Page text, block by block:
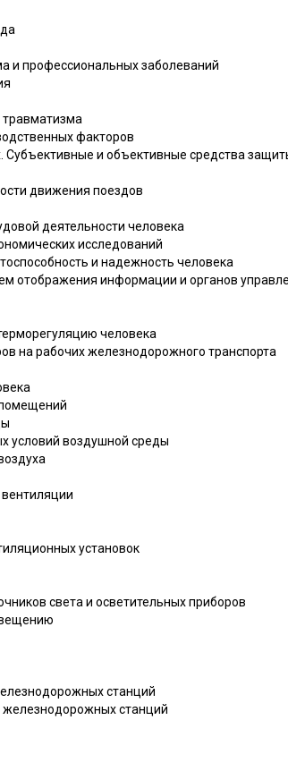
и профессиональных заболеваний
травматизма
факторов
и объективные средства
движения поездов
деятельности человека
исследований
и надежность человека
отображения информации и органов
человека
на рабочих железнодорожного транспорта
условий воздушной среды
установок
света и осветительных приборов
станций
станций